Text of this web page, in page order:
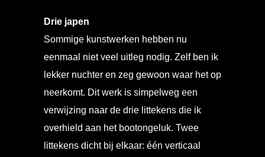
Drie japen
Sommige kunstwerken hebben nu
eenmaal niet veel uitleg nodig. Zelf ben ik
lekker nuchter en zeg gewoon waar het op
neerkomt. Dit werk is simpelweg een
verwijzing naar de drie littekens die ik
overhield aan het bootongeluk. Twee
littekens dicht bij elkaar: één verticaal